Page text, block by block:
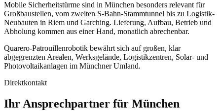
Mobile Sicherheitstürme sind in München besonders relevant für
Großbaustellen, vom zweiten S-Bahn-Stammtunnel bis zu Logistik-
Neubauten in Riem und Garching. Lieferung, Aufbau, Betrieb und
Abholung kommen aus einer Hand, monatlich abrechenbar.
Quarero-Patrouillenrobotik bewährt sich auf großen, klar
abgegrenzten Arealen, Werksgelände, Logistikzentren, Solar- und
Photovoltaikanlagen im Münchner Umland.
Direktkontakt
Ihr Ansprechpartner für München